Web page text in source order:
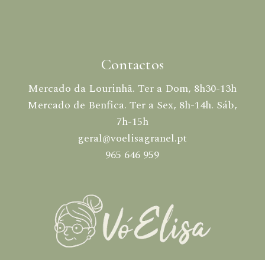
Contactos
Mercado da Lourinhã. Ter a Dom, 8h30-13h
Mercado de Benfica. Ter a Sex, 8h-14h. Sáb,
7h-15h
geral@voelisagranel.pt
965 646 959